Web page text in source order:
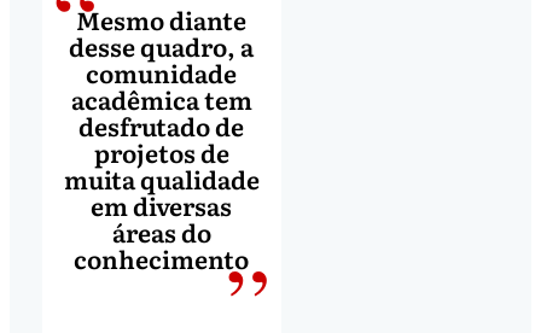
Mesmo diante
desse quadro, a
comunidade
acadêmica tem
desfrutado de
projetos de
muita qualidade
em diversas
áreas do
conhecimento